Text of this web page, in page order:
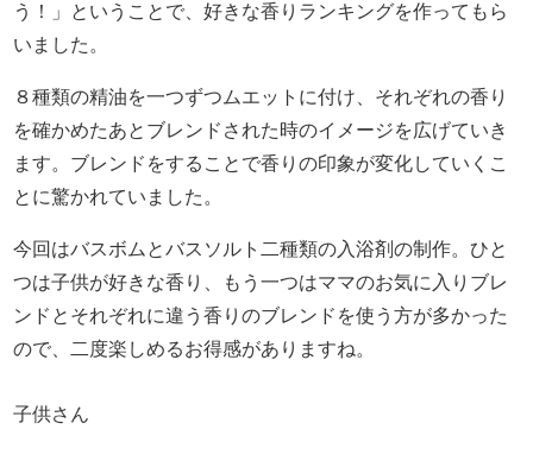
う！」ということで、好きな香りランキングを作ってもら
いました。
８種類の精油を一つずつムエットに付け、それぞれの香り
を確かめたあとブレンドされた時のイメージを広げていき
ます。ブレンドをすることで香りの印象が変化していくこ
とに驚かれていました。
今回はバスボムとバスソルト二種類の入浴剤の制作。ひと
つは子供が好きな香り、もう一つはママのお気に入りブレ
ンドとそれぞれに違う香りのブレンドを使う方が多かった
ので、二度楽しめるお得感がありますね。
子供さん